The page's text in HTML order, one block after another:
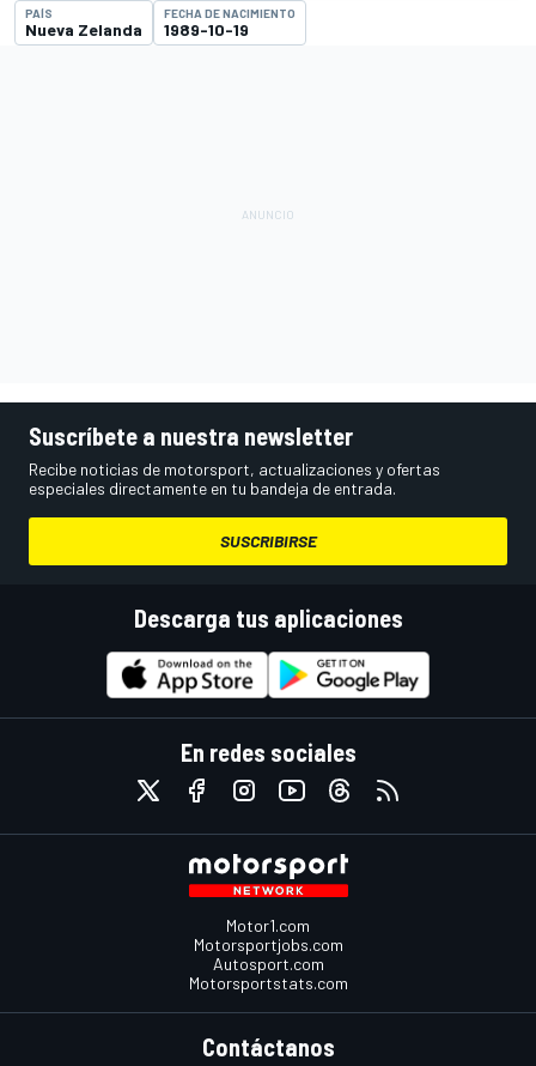
PAÍS
Nueva Zelanda
FECHA DE NACIMIENTO
1989-10-19
Suscríbete a nuestra newsletter
Recibe noticias de motorsport, actualizaciones y ofertas
especiales directamente en tu bandeja de entrada.
SUSCRIBIRSE
Descarga tus aplicaciones
En redes sociales
Motor1.com
Motorsportjobs.com
Autosport.com
Motorsportstats.com
Contáctanos